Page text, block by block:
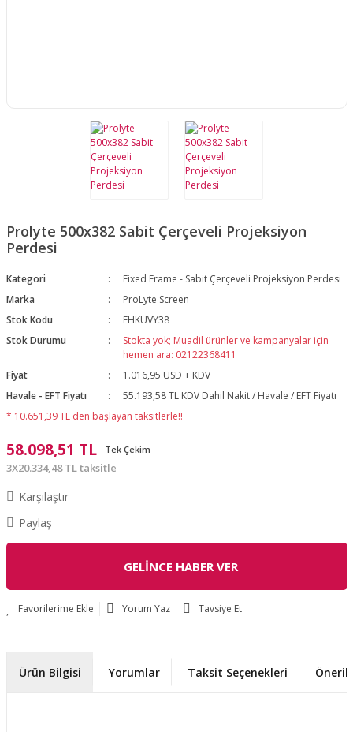
Prolyte 500x382 Sabit Çerçeveli Projeksiyon
Perdesi
Kategori
Fixed Frame - Sabit Çerçeveli Projeksiyon Perdesi
Marka
ProLyte Screen
Stok Kodu
FHKUVY38
Stok Durumu
Stokta yok; Muadil ürünler ve kampanyalar için
hemen ara: 02122368411
Fiyat
1.016,95 USD + KDV
Havale - EFT Fiyatı
55.193,58 TL KDV Dahil Nakit / Havale / EFT Fiyatı
* 10.651,39 TL den başlayan taksitlerle!!
58.098,51 TL Tek Çekim
3X20.334,48 TL taksitle
Karşılaştır
Paylaş
GELİNCE HABER VER
Yorum Yaz Tavsiye Et
Ürün Bilgisi Yorumlar Taksit Seçenekleri